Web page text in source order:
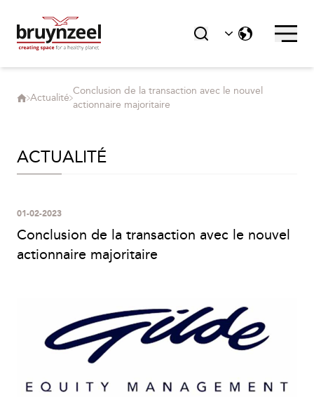
Actualité
Conclusion de la transaction avec le nouvel
actionnaire majoritaire
ACTUALITÉ
Conclusion de la transaction avec le nouvel
actionnaire majoritaire
01-02-2023